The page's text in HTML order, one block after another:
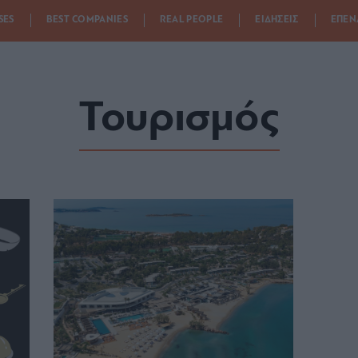
BEST COMPANIES REAL PEOPLE ΕΙΔΗΣΕΙΣ
Τουρισμός